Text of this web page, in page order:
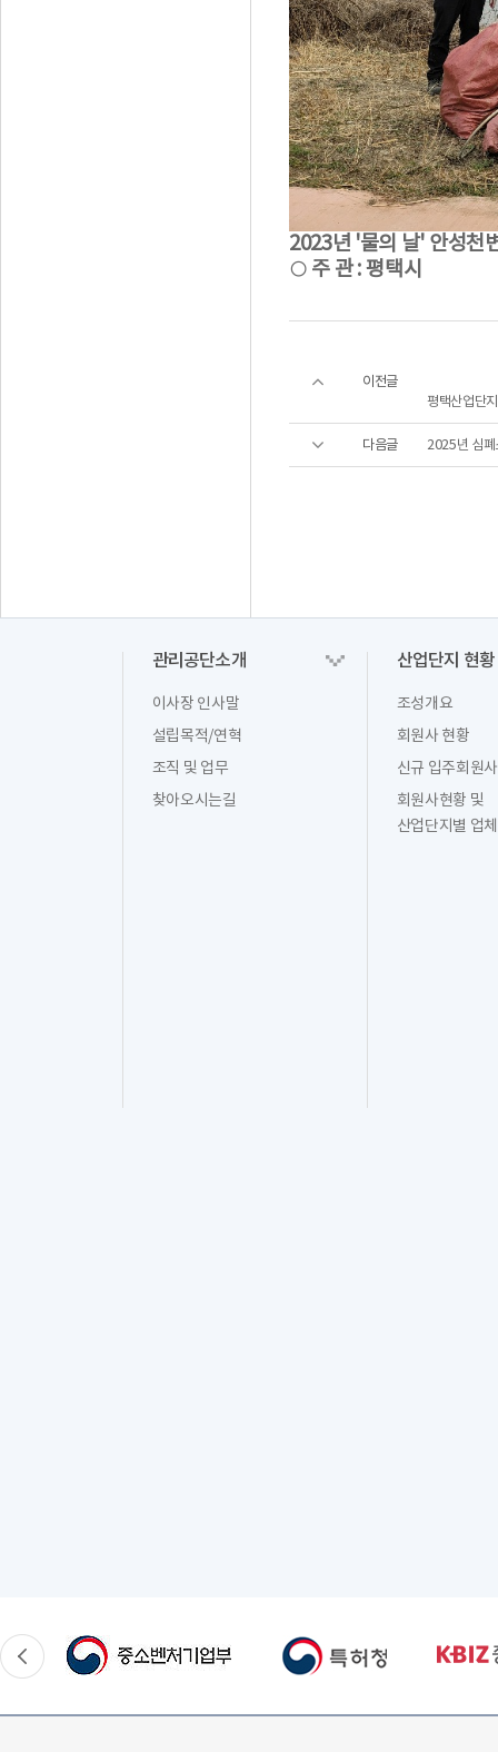
2023년 '물의 날' 안성천
○ 주 관 : 평택시
이전글
평택산업단
다음글 2025년 심폐
관리공단소개
이사장 인사말
설립목적/연혁
조직 및 업무
찾아오시는길
산업단지 현황
조성개요
회원사 현황
신규 입주회원사
회원사현황 및
산업단지별 업